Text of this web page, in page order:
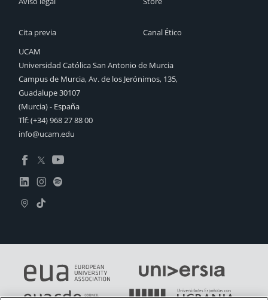
Cita previa
Canal Ético
UCAM
Universidad Católica San Antonio de Murcia
Campus de Murcia, Av. de los Jerónimos, 135,
Guadalupe 30107
(Murcia) - España
Tlf:(+34) 968 27 88 00
info@ucam.edu